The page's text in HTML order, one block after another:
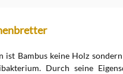
ist Bambus keine Holz
Durch seine